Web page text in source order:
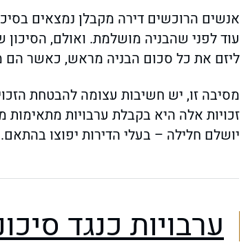
אנשים הרוכשים דירה מקבלן נמצאים
עוד לפני שהבניה מושלמת. ואולם,
ליזם את כל סכום הבניה מראש, כאשר הם
מסיבה זו, יש חשיבות עצומה להבטחת
זכויות אלה היא בקבלת ערבויות מתאימות
יושלם חלילה – בעלי הדירות יפוצו בהתאם.
ערבויות כנגד